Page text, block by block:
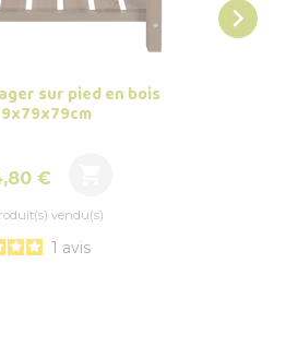
sur pied en bois
Prix
€
vendu(s)
1 avis
